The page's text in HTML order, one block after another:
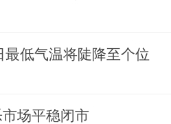
低气温将陡降至个位
市场平稳闭市